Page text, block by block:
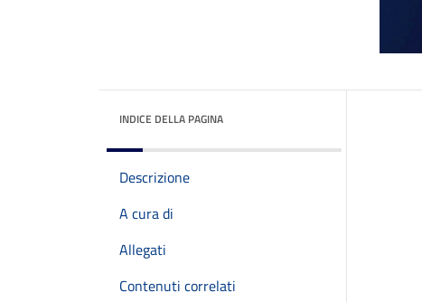
INDICE DELLA PAGINA
Descrizione
A cura di
Allegati
Contenuti correlati